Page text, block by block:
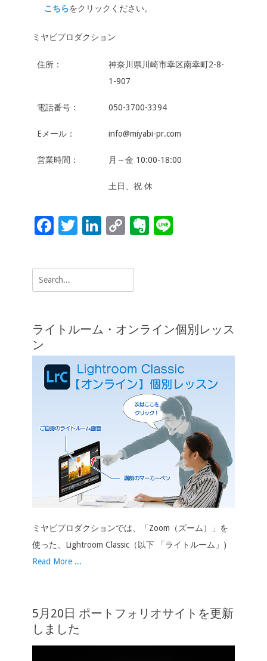
こちらをクリックください。
ミヤビプロダクション
住所：
神奈川県川崎市幸区南幸町2-8-
1-907
電話番号： 050-3700-3394
Eメール： info@miyabi-pr.com
営業時間： 月～金 10:00-18:00
土日、祝 休
F
e
b
o
k
T
tt
Li
k
C
p
n
k
Ev
Search
for:
ライトルーム・オンライン個別レッス
ン
ミヤビプロダクションでは、「Zoom（ズーム）」を
使った、Lightroom Classic（以下 「ライトルーム」)
Read More ...
5月20日 ポートフォリオサイトを更新
しました